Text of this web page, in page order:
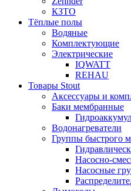
КЗТО
Тёплые полы
Водяные
Комплектующие
Электрические
IQWATT
REHAU
Товары Stout
Аксессуары и
Баки мембранные
Водонагреватели
Группы быстрого
Насосно-
Насосные